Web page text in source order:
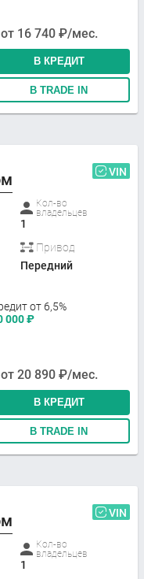
от 16 740 ₽/мес.
В КРЕДИТ
В TRADE IN
VIN
Кол-во
владельцев
1
Привод
Передний
от 6,5%
000₽
от 20 890 ₽/мес.
В КРЕДИТ
В TRADE IN
VIN
Кол-во
владельцев
1